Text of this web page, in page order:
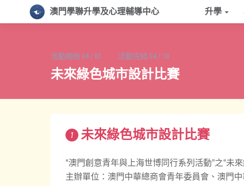
澳門學聯升學及心理輔導中心 升學
活動開始 04/ 01 活動完結 04/ 10
未來綠色城市設計比賽
1 未來綠色城市設計比賽
“澳門創意青年與上海世博同行系列活動”之“未
主辦單位：澳門中華總商會青年委員會、澳門